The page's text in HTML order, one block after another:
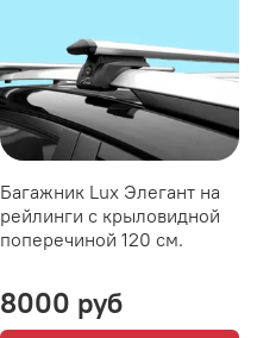
Багажник Lux Элегант на
рейлинги с крыловидной
поперечиной 120 см.
8000 руб